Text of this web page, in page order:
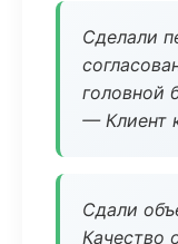
Сделали
головной
— Клиент
Сдали
Качество